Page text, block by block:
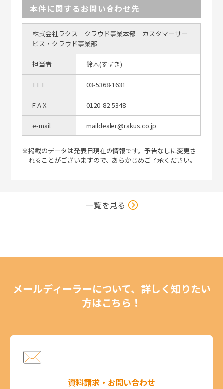
本件に関するお問い合わせ先
株式会社ラクス クラウド事業本部 カスタマーサー
ビス・クラウド事業部
担当者 鈴木(すずき)
T E L 03-5368-1631
F A X 0120-82-5348
e-mail maildealer@rakus.co.jp
※掲載のデータは発表日現在の情報です。予告なしに変更さ
れることがございますので、あらかじめご了承ください。
一覧を見る
メールディーラーについて、詳しく知りたい
方はこちら！
資料請求・お問い合わせ